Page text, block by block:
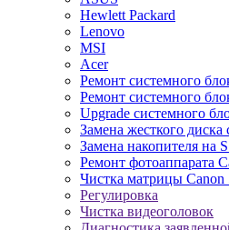
Hewlett Packard
Lenovo
MSI
Acer
Ремонт системного
Ремонт системного
Upgrade системного
Замена жесткого диска
Замена накопителя на
Ремонт фотоаппарата
Чистка матрицы Canon
Регулировка
Чистка видеоголовок